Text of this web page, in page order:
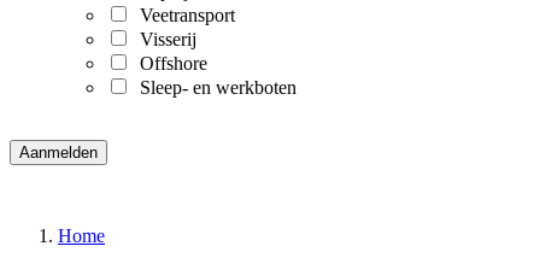
Veetransport
Visserij
Offshore
Sleep- en werkboten
Home